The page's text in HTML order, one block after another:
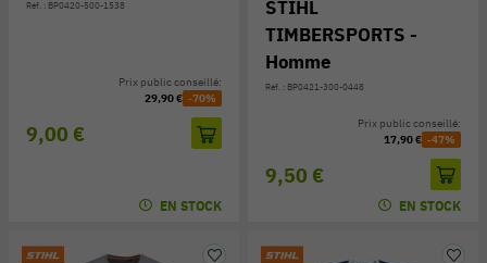
Réf. : BP0420-500-1538
9,00 €
Prix public conseillé:
29,90 € -70%
EN STOCK
STIHL
TIMBERSPORTS -
Homme
Réf. : BP0421-300-0448
9,50 €
Prix public conseillé:
17,90 € -47%
EN STOCK